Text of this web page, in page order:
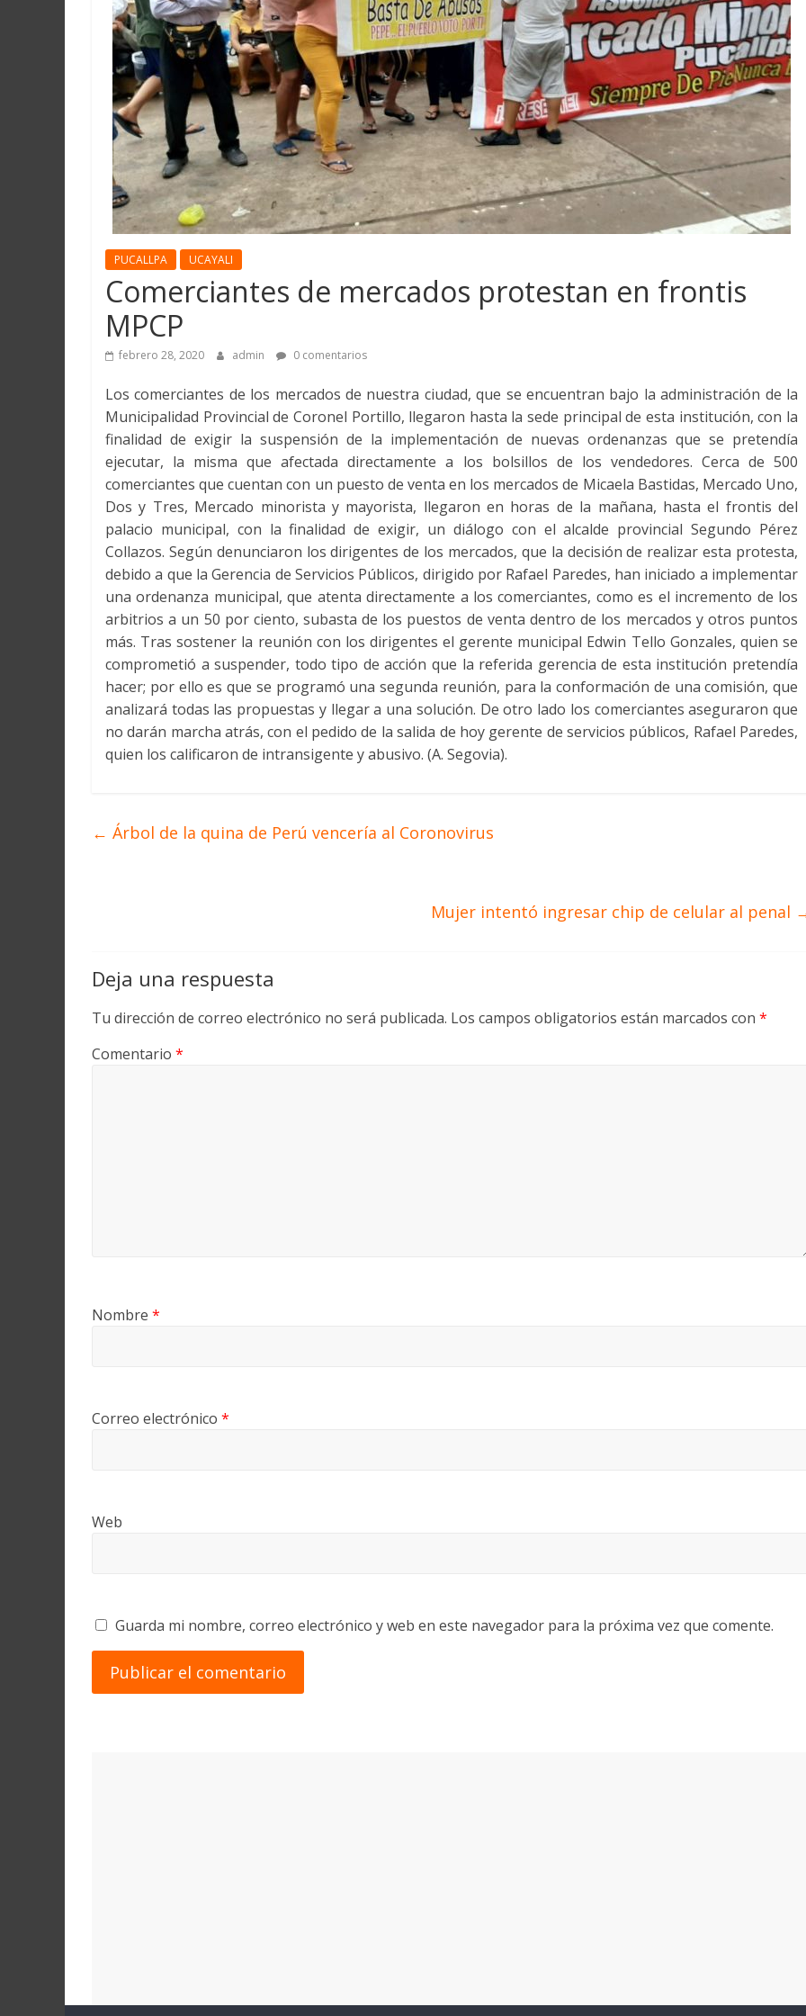
Martín
Loreto
PUCALLPA UCAYALI
Comerciantes de mercados protestan en frontis
MPCP
febrero 28, 2020 admin 0 comentarios
Los comerciantes de los mercados de nuestra ciudad, que se encuentran bajo la administración de la
Municipalidad Provincial de Coronel Portillo, llegaron hasta la sede principal de esta institución, con la
finalidad de exigir la suspensión de la implementación de nuevas ordenanzas que se pretendía
ejecutar, la misma que afectada directamente a los bolsillos de los vendedores. Cerca de 500
comerciantes que cuentan con un puesto de venta en los mercados de Micaela Bastidas, Mercado Uno,
Dos y Tres, Mercado minorista y mayorista, llegaron en horas de la mañana, hasta el frontis del
palacio municipal, con la finalidad de exigir, un diálogo con el alcalde provincial Segundo Pérez
Collazos. Según denunciaron los dirigentes de los mercados, que la decisión de realizar esta protesta,
debido a que la Gerencia de Servicios Públicos, dirigido por Rafael Paredes, han iniciado a implementar
una ordenanza municipal, que atenta directamente a los comerciantes, como es el incremento de los
arbitrios a un 50 por ciento, subasta de los puestos de venta dentro de los mercados y otros puntos
más. Tras sostener la reunión con los dirigentes el gerente municipal Edwin Tello Gonzales, quien se
comprometió a suspender, todo tipo de acción que la referida gerencia de esta institución pretendía
hacer; por ello es que se programó una segunda reunión, para la conformación de una comisión, que
analizará todas las propuestas y llegar a una solución. De otro lado los comerciantes aseguraron que
no darán marcha atrás, con el pedido de la salida de hoy gerente de servicios públicos, Rafael Paredes,
quien los calificaron de intransigente y abusivo. (A. Segovia).
← Árbol de la quina de Perú vencería al Coronovirus
Mujer intentó ingresar chip de celular al penal
Deja una respuesta
Tu dirección de correo electrónico no será publicada. Los campos obligatorios están marcados con *
Comentario *
Nombre *
Correo electrónico *
Web
Guarda mi nombre, correo electrónico y web en este navegador para la próxima vez que comente.